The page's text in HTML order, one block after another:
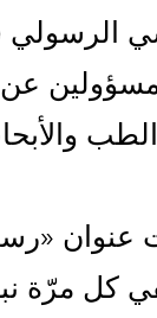
كل مرّة